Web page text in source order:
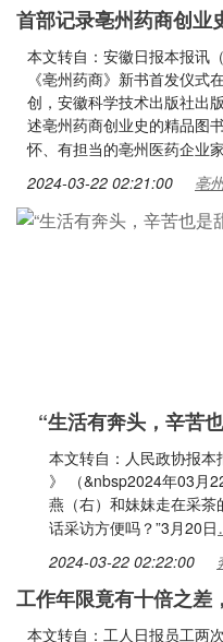
首部记录亳州药商创业
本文转自：安徽日报本报讯
《亳州药商》新书首发仪式
创，安徽科学技术出版社出
述亳州药商创业史的精品图
怀、有担当的亳州医药企业
2024-03-22 02:21:00 亳
“生活有奔头，辛苦
本文转自：人民政协报
》 （&nbsp2024年03月
燕（右）和妹妹走在采茶
话采访方便吗？”3月20日
2024-03-22 02:22:00
工作年限竟有十倍之差
本文转自：工人日报员工两